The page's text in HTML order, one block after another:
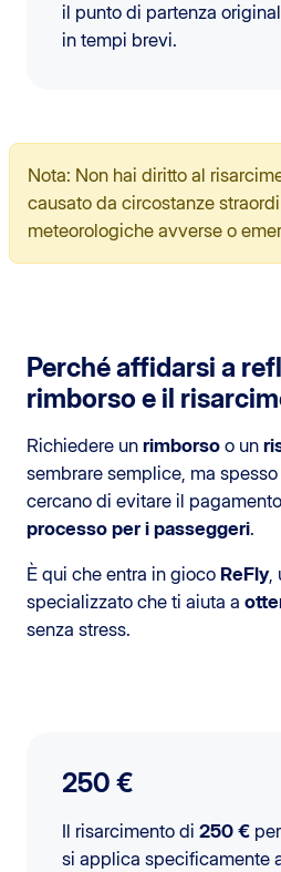
il punto di partenza
in tempi brevi.
Nota: Non hai diritto al
causato da circostanze
meteorologiche avverse o
Perché affidarsi a
rimborso e il
Richiedere un rimborso o un
sembrare semplice, ma
cercano di evitare il
processo per i passeggeri.
È qui che entra in gioco ReFly,
specializzato che ti aiuta a
senza stress.
250 €
Il risarcimento di 250 €
si applica specificamente